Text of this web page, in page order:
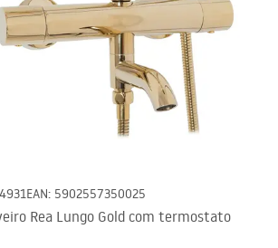
4931EAN: 5902557350025
Rea Lungo Gold com termostato